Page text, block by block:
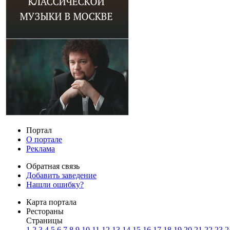
Портал
О портале
Реклама
Обратная связь
Добавить заведение
Нашли ошибку?
Карта портала
Рестораны
Страницы